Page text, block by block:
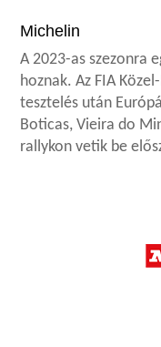
Michelin
A 2023-as szezonra
hoznak. Az FIA
tesztelés után
Boticas, Vieira do
rallykon vetik be